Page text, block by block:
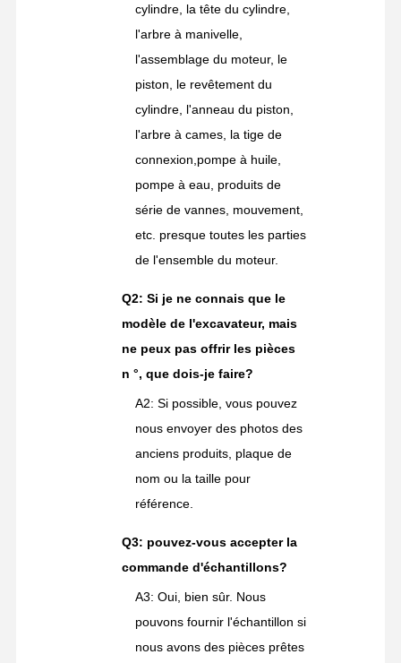
cylindre, la tête du cylindre,
l'arbre à manivelle,
l'assemblage du moteur, le
piston, le revêtement du
cylindre, l'anneau du piston,
l'arbre à cames, la tige de
connexion,pompe à huile,
pompe à eau, produits de
série de vannes, mouvement,
etc. presque toutes les parties
de l'ensemble du moteur.
Q2: Si je ne connais que le
modèle de l'excavateur, mais
ne peux pas offrir les pièces
n °, que dois-je faire?
A2: Si possible, vous pouvez
nous envoyer des photos des
anciens produits, plaque de
nom ou la taille pour
référence.
Q3: pouvez-vous accepter la
commande d'échantillons?
A3: Oui, bien sûr. Nous
pouvons fournir l'échantillon si
nous avons des pièces prêtes